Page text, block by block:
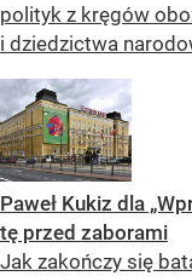
polityk z kręgów
i dziedzictwa
Paweł Kukiz dla
tę przed zaborami
Jak zakończy się